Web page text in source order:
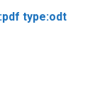
type:odt